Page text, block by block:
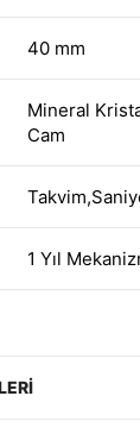
40 mm
Mineral
Cam
1 Yıl